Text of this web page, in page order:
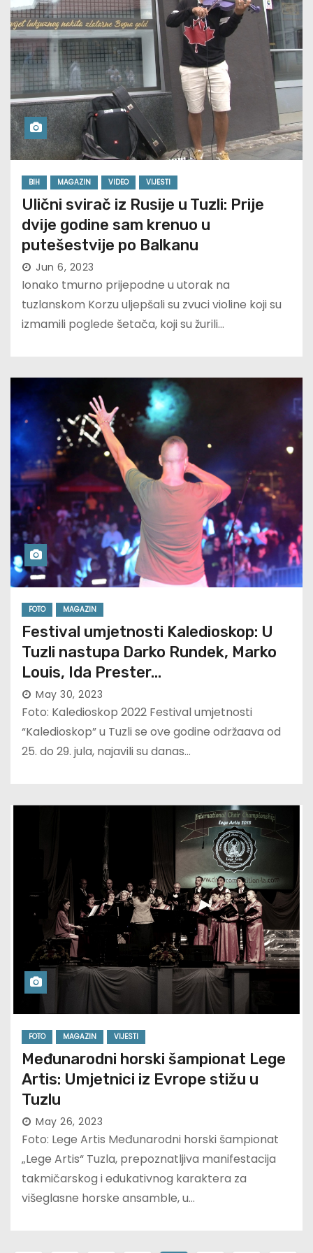
BIH MAGAZIN VIDEO VIJESTI
Ulični svirač iz Rusije u Tuzli: Prije
dvije godine sam krenuo u
putešestvije po Balkanu
Jun 6, 2023
Ionako tmurno prijepodne u utorak na
tuzlanskom Korzu uljepšali su zvuci violine koji su
izmamili poglede šetača, koji su žurili…
FOTO MAGAZIN
Festival umjetnosti Kaledioskop: U
Tuzli nastupa Darko Rundek, Marko
Louis, Ida Prester…
May 30, 2023
Foto: Kaledioskop 2022 Festival umjetnosti
“Kaledioskop” u Tuzli se ove godine održaava od
25. do 29. jula, najavili su danas…
FOTO MAGAZIN VIJESTI
Međunarodni horski šampionat Lege
Artis: Umjetnici iz Evrope stižu u
Tuzlu
May 26, 2023
Foto: Lege Artis Međunarodni horski šampionat
„Lege Artis“ Tuzla, prepoznatljiva manifestacija
takmičarskog i edukativnog karaktera za
višeglasne horske ansamble, u…